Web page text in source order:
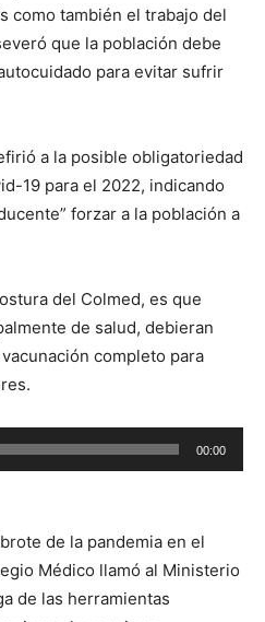
como también el trabajo del
que la población debe
para evitar sufrir
a la posible obligatoriedad
19 para el 2022, indicando
forzar a la población a
del Colmed, es que
de salud, debieran
completo para
00:00
de la pandemia en el
Médico llamó al Ministerio
de las herramientas